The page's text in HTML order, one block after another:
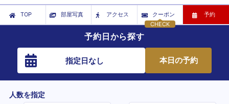
TOP 部屋写真
アクセス
CHECK
クーポン 予約
予約日から探す
指定日なし 本日の予約
人数を指定